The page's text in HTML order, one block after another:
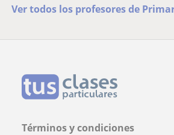
Ver todos los profesores de
Términos y condiciones